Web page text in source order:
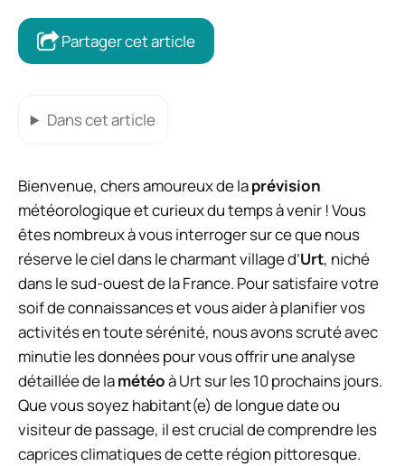
Partager cet article
Dans cet article
Bienvenue, chers amoureux de laprévision
météorologique et curieux du temps à venir ! Vous
êtes nombreux à vous interroger sur ce que nous
réserve le ciel dans le charmant village d’Urt, niché
dans le sud-ouest de la France. Pour satisfaire votre
soif de connaissances et vous aider à planifier vos
activités en toute sérénité, nous avons scruté avec
minutie les données pour vous offrir une analyse
détaillée de lamétéoà Urt sur les 10 prochains jours.
Que vous soyez habitant(e) de longue date ou
visiteur de passage, il est crucial de comprendre les
caprices climatiques de cette région pittoresque.